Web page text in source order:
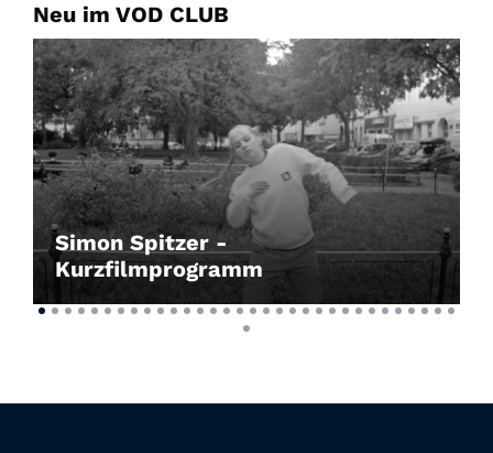
Neu im VOD CLUB
Simon Spitzer -
Kurzfilmprogramm